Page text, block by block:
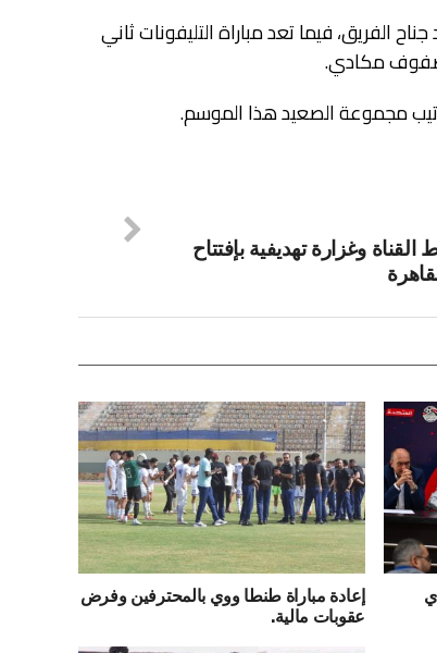
فيما تعد مباراة التليفونات ثاني
صفوف مكادي.
وغزارة تهديفية بإفتتاح
إعادة مباراة طنطا ووي بالمحترفين وفرض
عقوبات مالية.